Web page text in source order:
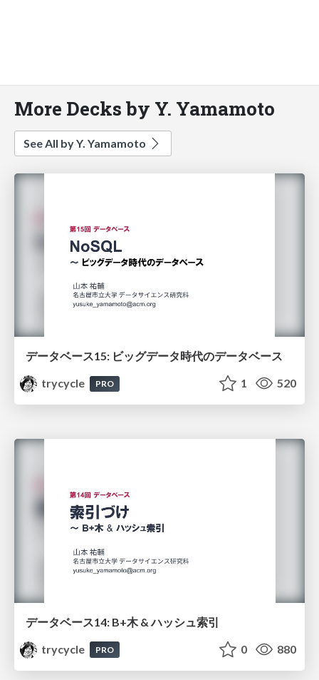
More Decks by Y. Yamamoto
See All by Y. Yamamoto
データベース15: ビッグデータ時代のデータベース
trycycle
PRO 1 520
データベース14: B+木 & ハッシュ索引
trycycle
PRO 0 880